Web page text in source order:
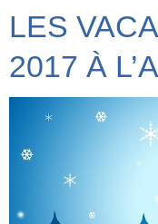
LES
2017 À